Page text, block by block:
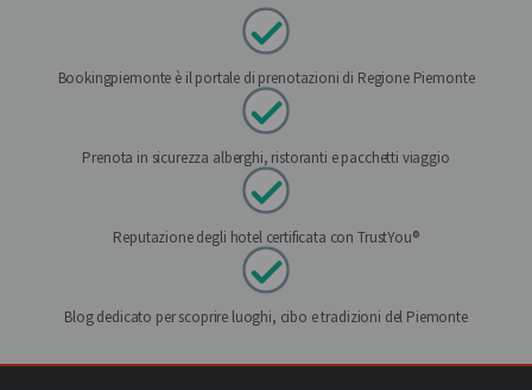
Bookingpiemonte è il portale di prenotazioni di Regione Piemonte
Prenota in sicurezza alberghi, ristoranti e pacchetti viaggio
Reputazione degli hotel certificata con TrustYou®
Blog dedicato per scoprire luoghi, cibo e tradizioni del Piemonte